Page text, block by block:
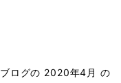
ブログの 2020年4月 の